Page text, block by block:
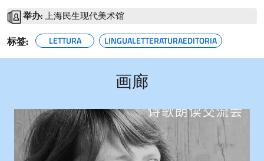
举办:上海民生现代美术馆
标签: LETTURA LINGUALETTERATURAEDITORIA
画廊